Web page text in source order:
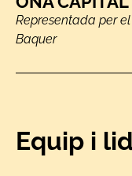
Representada per
Baquer
Equip i